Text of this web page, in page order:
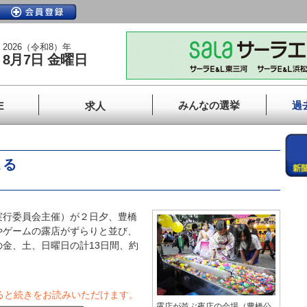
2026（令和8）年
8月7日 金曜日
求人 みんなの選挙 過
委員会主催）が２日夕、豊橋
ームの露店がずらりと並び、
、土、日曜日の計13日間、約
続きをお読みいただけます。